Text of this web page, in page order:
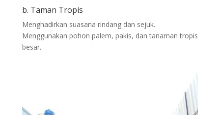
b. Taman Tropis
Menghadirkan suasana rindang dan sejuk.
Menggunakan pohon palem, pakis, dan tanaman tropis
besar.